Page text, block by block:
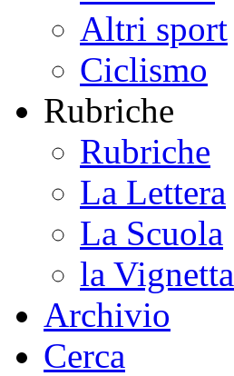
Altri sport
Ciclismo
Rubriche
Rubriche
La Lettera
La Scuola
la Vignetta
Archivio
Cerca